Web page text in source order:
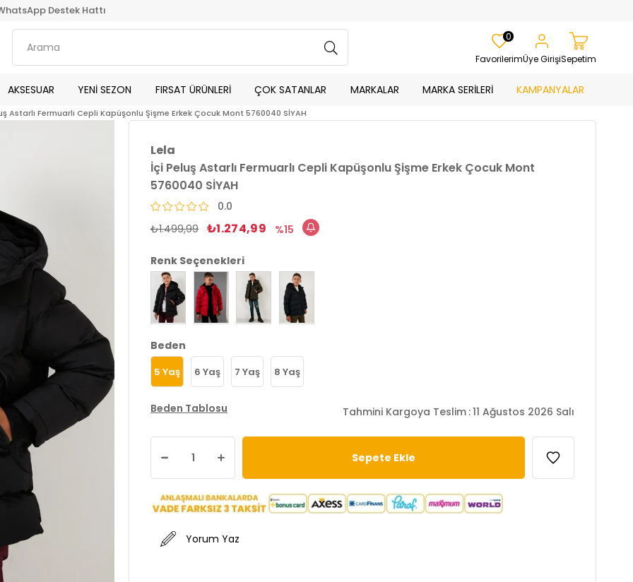
Destek Hattı
Favorilerim
0
Üye GirişiSepetim
AKSESUAR YENİ SEZON FIRSAT ÜRÜNLERİ ÇOK SATANLAR MARKALAR MARKA SERİLERİ KAMPANYALAR
Astarlı Fermuarlı Cepli Kapüşonlu Şişme Erkek Çocuk Mont 5760040 SİYAH
Lela
İçi Peluş Astarlı Fermuarlı Cepli Kapüşonlu Şişme Erkek Çocuk Mont
5760040 SİYAH
0.0
₺1.499,99 ₺1.274,99 15
Renk Seçenekleri
Beden
5 Yaş 6 Yaş 7 Yaş 8 Yaş
Beden Tablosu Tahmini Kargoya Teslim :11 Ağustos 2026 Salı
Yorum Yaz